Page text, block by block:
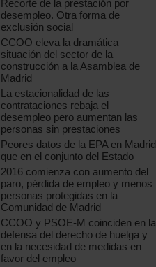
Recorte de la prestación por
desempleo. Otra forma de
exclusión social
CCOO eleva la dramática
situación del sector de la
construcción a la Asamblea de
Madrid
La estacionalidad de las
contrataciones rebaja el
desempleo pero aumentan las
personas sin prestaciones
Peores datos de la EPA en Madrid
que en el conjunto del Estado
2016 comienza con aumento del
paro, pérdida de empleo y menos
personas protegidas en la
Comunidad de Madrid
CCOO y PSOE-M coinciden en la
defensa del derecho de huelga y
en la necesidad de medidas en
favor del empleo